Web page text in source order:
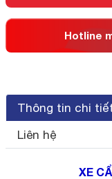
Hotline
Thông tin chi
Liên hệ
XE